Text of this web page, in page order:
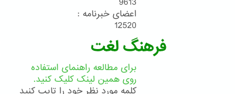
اعضای خبرنامه :
12520
فرهنگ لغت
برای مطالعه راهنمای استفاده
روی همین لینک کلیک کنید.
کلمه مورد نظر خود را تایپ کنید